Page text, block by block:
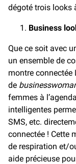
dégoté trois looks
Business
Que ce soit avec
un ensemble de
montre
de
femmes à
intelligentes
SMS, etc.
connectée ! Cette
de respiration et/
aide précieuse